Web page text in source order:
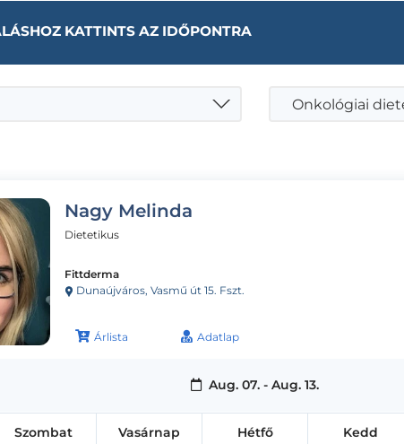
KATTINTS AZ IDŐPONTRA
Onkológiai
Nagy Melinda
Dietetikus
Fittderma
Dunaújváros, Vasmű út 15. Fszt.
Árlista Adatlap
Aug. 07. - Aug. 13.
Szombat Vasárnap Hétfő Kedd